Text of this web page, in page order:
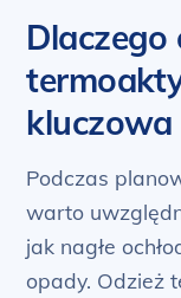
Dlaczego
kluczowa
Podczas
warto
jak nagłe
opady. Odzież